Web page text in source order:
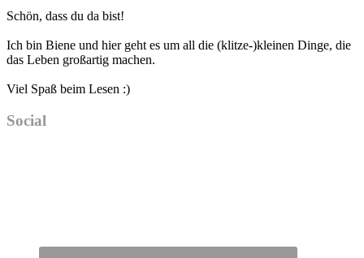
Sidebar
Schön, dass du da bist!
Ich bin Biene und hier geht es um all die (klitze-)kleinen Dinge, die
das Leben großartig machen.
Viel Spaß beim Lesen :)
Social